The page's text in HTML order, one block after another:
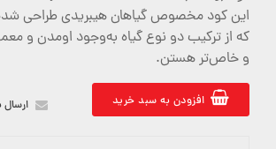
این کود مخصوص گیاهان هیبریدی طراحی
که از ترکیب دو نوع گیاه به‌وجود اومدن و
و خاص‌تر هستن.
افزودن به سبد خرید